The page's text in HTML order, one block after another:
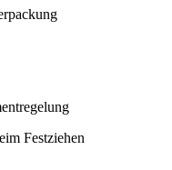
Festziehen